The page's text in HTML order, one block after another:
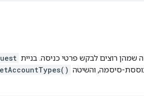
שמהן רוצים לבקש פרטי כניסה. בניית
סיסמה, והשיטה